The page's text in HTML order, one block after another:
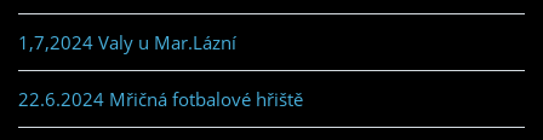
1,7,2024 Valy u Mar.Lázní
22.6.2024 Mřičná fotbalové hřiště